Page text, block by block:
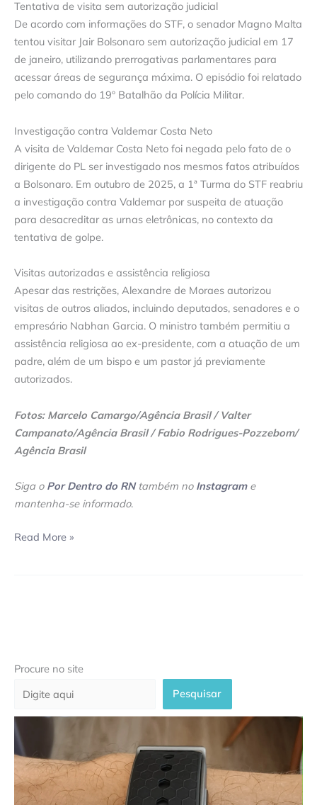
Tentativa de visita sem autorização judicial
De acordo com informações do STF, o senador Magno Malta
tentou visitar Jair Bolsonaro sem autorização judicial em 17
de janeiro, utilizando prerrogativas parlamentares para
acessar áreas de segurança máxima. O episódio foi relatado
pelo comando do 19º Batalhão da Polícia Militar.
Investigação contra Valdemar Costa Neto
A visita de Valdemar Costa Neto foi negada pelo fato de o
dirigente do PL ser investigado nos mesmos fatos atribuídos
a Bolsonaro. Em outubro de 2025, a 1ª Turma do STF reabriu
a investigação contra Valdemar por suspeita de atuação
para desacreditar as urnas eletrônicas, no contexto da
tentativa de golpe.
Visitas autorizadas e assistência religiosa
Apesar das restrições, Alexandre de Moraes autorizou
visitas de outros aliados, incluindo deputados, senadores e o
empresário Nabhan Garcia. O ministro também permitiu a
assistência religiosa ao ex-presidente, com a atuação de um
padre, além de um bispo e um pastor já previamente
autorizados.
Fotos: Marcelo Camargo/Agência Brasil / Valter
Campanato/Agência Brasil / Fabio Rodrigues-Pozzebom/
Agência Brasil
Siga o Por Dentro do RNtambém no Instagrame
mantenha-se informado.
Read More »
Procure no site
Pesquisar